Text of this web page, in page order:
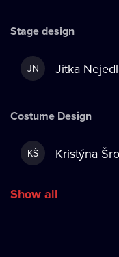
Stage design
JN Jitka
Costume Design
KŠ Kristýna
Show all